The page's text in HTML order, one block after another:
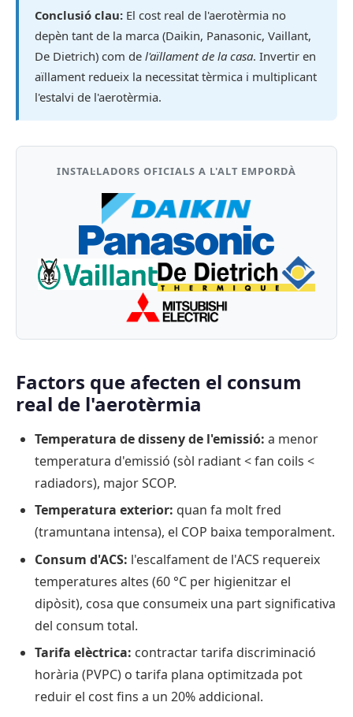
Conclusió clau: El cost real de l'aerotèrmia no
depèn tant de la marca (Daikin, Panasonic, Vaillant,
De Dietrich) com de l'aïllament de la casa. Invertir en
aïllament redueix la necessitat tèrmica i multiplicant
l'estalvi de l'aerotèrmia.
INSTAL·LADORS OFICIALS A L'ALT EMPORDÀ
Factors que afecten el consum
real de l'aerotèrmia
Temperatura de disseny de l'emissió: a menor
temperatura d'emissió (sòl radiant < fan coils <
radiadors), major SCOP.
Temperatura exterior: quan fa molt fred
(tramuntana intensa), el COP baixa temporalment.
Consum d'ACS: l'escalfament de l'ACS requereix
temperatures altes (60 °C per higienitzar el
dipòsit), cosa que consumeix una part significativa
del consum total.
Tarifa elèctrica: contractar tarifa discriminació
horària (PVPC) o tarifa plana optimitzada pot
reduir el cost fins a un 20% addicional.